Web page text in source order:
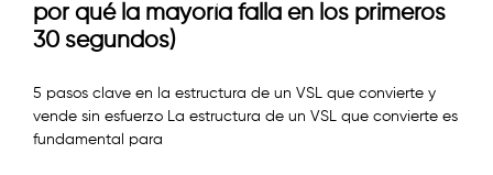
por qué la mayoría falla en los primeros
30 segundos)
5 pasos clave en la estructura de un VSL que convierte y
vende sin esfuerzo La estructura de un VSL que convierte es
fundamental para